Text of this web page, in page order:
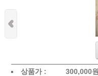
상품가 : 300,000원